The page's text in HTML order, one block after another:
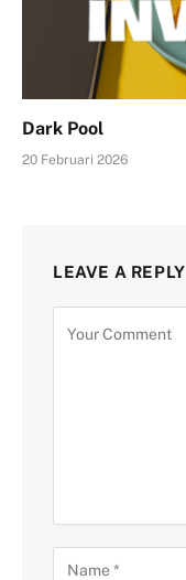
Dark Pool
20 Februari 2026
LEAVE A REPLY